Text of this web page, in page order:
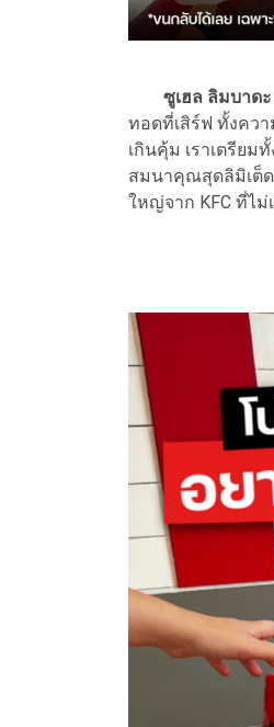
ซูเฮล ลิมบาดะ
ทอดที่เสิร์ฟ ทั้งคว
เกินคุ้ม เราเตรีย
สมนาคุณสุดลิมิเต็
ใหญ่จาก KFC ที่ไม่